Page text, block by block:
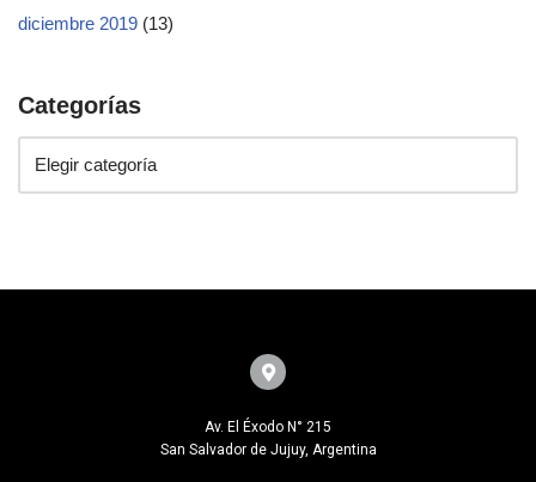
diciembre 2019 (13)
Categorías
Av. El Éxodo N° 215
San Salvador de Jujuy, Argentina